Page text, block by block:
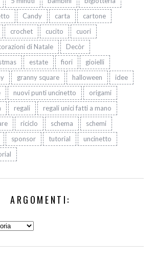
Candy carta
cartone
crochet cucito
cuori
di Natale
Decòr
estate fiori
gioielli
granny square halloween
idee
nuovi punti uncinetto
origami
regali
regali unici fatti a mano
riciclo schema
schemi
sponsor tutorial
uncinetto
ARGOMENTI: